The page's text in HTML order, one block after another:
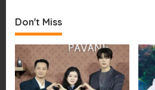
n
a
v
i
Don't Miss